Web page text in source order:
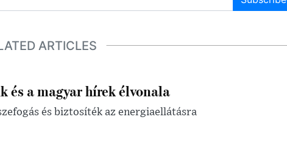
ARTICLES
és a magyar hírek élvonala
és biztosíték az energiaellátásra